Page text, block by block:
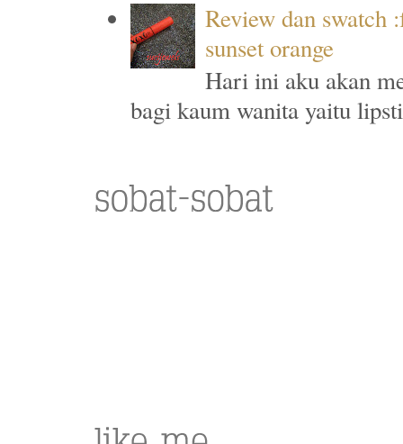
Review dan swatch
sunset orange
Hari ini aku akan
bagi kaum wanita yaitu